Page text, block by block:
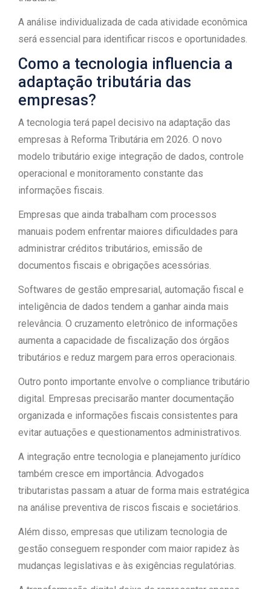
A análise individualizada de cada atividade econômica
será essencial para identificar riscos e oportunidades.
Como a tecnologia influencia a
adaptação tributária das
empresas?
A tecnologia terá papel decisivo na adaptação das
empresas à Reforma Tributária em 2026. O novo
modelo tributário exige integração de dados, controle
operacional e monitoramento constante das
informações fiscais.
Empresas que ainda trabalham com processos
manuais podem enfrentar maiores dificuldades para
administrar créditos tributários, emissão de
documentos fiscais e obrigações acessórias.
Softwares de gestão empresarial, automação fiscal e
inteligência de dados tendem a ganhar ainda mais
relevância. O cruzamento eletrônico de informações
aumenta a capacidade de fiscalização dos órgãos
tributários e reduz margem para erros operacionais.
Outro ponto importante envolve o compliance tributário
digital. Empresas precisarão manter documentação
organizada e informações fiscais consistentes para
evitar autuações e questionamentos administrativos.
A integração entre tecnologia e planejamento jurídico
também cresce em importância. Advogados
tributaristas passam a atuar de forma mais estratégica
na análise preventiva de riscos fiscais e societários.
Além disso, empresas que utilizam tecnologia de
gestão conseguem responder com maior rapidez às
mudanças legislativas e às exigências regulatórias.